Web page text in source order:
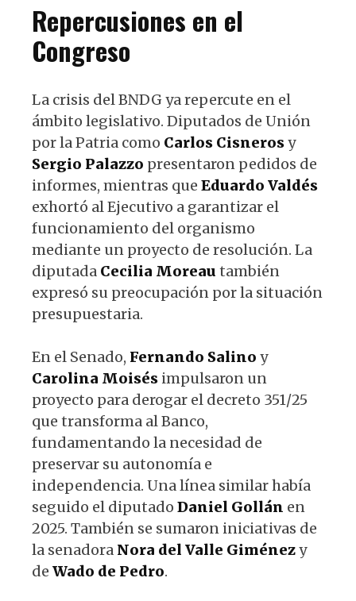
Repercusiones en el
Congreso
La crisis del BNDG ya repercute en el
ámbito legislativo. Diputados de Unión
por la Patria como Carlos Cisnerosy
Sergio Palazzo presentaron pedidos de
informes, mientras que Eduardo Valdés
exhortó al Ejecutivo a garantizar el
funcionamiento del organismo
mediante un proyecto de resolución. La
diputada Cecilia Moreau también
expresó su preocupación por la situación
presupuestaria.
En el Senado, Fernando Salino y
Carolina Moisés impulsaron un
proyecto para derogar el decreto 351/25
que transforma al Banco,
fundamentando la necesidad de
preservar su autonomía e
independencia. Una línea similar había
seguido el diputado Daniel Gollán en
2025. También se sumaron iniciativas de
la senadora Nora del Valle Giménezy
de Wado de Pedro.